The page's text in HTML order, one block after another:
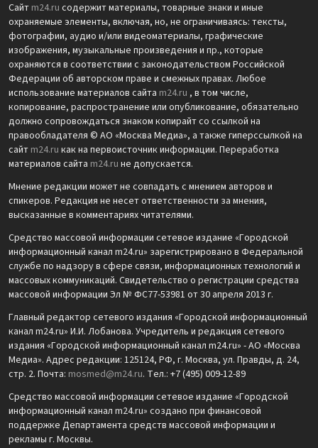
Сайт m24.ru содержит материалы, товарные знаки и иные
охраняемые элементы, включая, но, не ограничиваясь: тексты,
фотографии, аудио и/или видеоматериалы, графические
изображения, музыкальные произведения и пр., которые
охраняются в соответствии с законодательством Российской
Федерации об авторском праве и смежных правах. Любое
использование материалов сайта m24.ru , в том числе,
копирование, распространение или опубликование, обязательно
должно сопровождаться знаком копирайт со ссылкой на
правообладателя © АО «Москва Медиа», а также гиперссылкой на
сайт m24.ru как на первоисточник информации. Переработка
материалов сайта m24.ru не допускается.
Мнение редакции может не совпадать с мнением авторов и
спикеров. Редакция не несет ответственности за мнения,
высказанные в комментариях читателями.
Средство массовой информации сетевое издание «Городской
информационный канал m24.ru» зарегистрировано в Федеральной
службе по надзору в сфере связи, информационных технологий и
массовых коммуникаций. Свидетельство о регистрации средства
массовой информации Эл № ФС77-53981 от 30 апреля 2013 г.
Главный редактор сетевого издания «Городской информационный
канал m24.ru» И.И. Лобанова. Учредитель и редакция сетевого
издания «Городской информационный канал m24.ru» - АО «Москва
Медиа». Адрес редакции: 125124, РФ, г. Москва, ул. Правды, д. 24,
стр. 2. Почта: mosmed@m24.ru. Тел.: +7 (495) 009-12-89
Средство массовой информации сетевое издание «Городской
информационный канал m24.ru» создано при финансовой
поддержке Департамента средств массовой информации и
рекламы г. Москвы.